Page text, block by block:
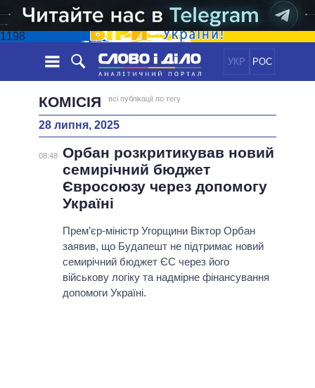
1198
УКР РОС
НОВИНИ
СТРІЧКА
ПОДІЇ
СТАТТІ
ДУМКИ
ОГЛЯДИ
ДАЙДЖЕСТИ
ЕКОНОМІКА
СУСПІЛЬСТВО
СВІТ
ПОЛIТИКИ
УСІ ПОЛІТИКИ
ПРЕЗИДЕНТ І ОФІС
ВЕРХОВНА РАДА
КАБІНЕТ МІНІСТРІВ
ГОЛОВИ ОБЛАДМІНІСТРАЦІЙ
МЕРИ МІСТ
ІНФОГРАФІКА
ВІДЕО
ПІДТРИМАТИ
ПОРІВНЯННЯ ПОЛІТИКІВ
КОМІСІЯ всі публікації по тегу
28 липня, 2025
08:48 Орбан розкритикував новий
семирічний бюджет
Євросоюзу через допомогу
Україні
Прем’єр-міністр Угорщини Віктор Орбан
заявив, що Будапешт не підтримає новий
семирічний бюджет ЄС через його
військову логіку та надмірне фінансування
допомоги Україні.